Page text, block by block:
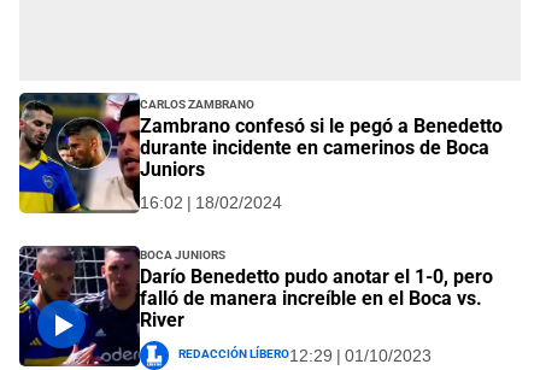
Carlos Zambrano
Zambrano confesó si le pegó a Benedetto
durante incidente en camerinos de Boca
Juniors
16:02 | 18/02/2024
Boca Juniors
Darío Benedetto pudo anotar el 1-0, pero
falló de manera increíble en el Boca vs.
River
Redacción Líbero12:29 | 01/10/2023